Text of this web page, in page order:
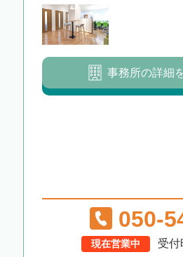
事務所の詳細
050-
現在営業中 受